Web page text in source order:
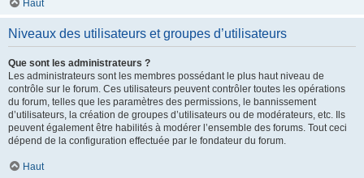
Haut
Niveaux des utilisateurs et groupes d’utilisateurs
Que sont les administrateurs ?
Les administrateurs sont les membres possédant le plus haut niveau de
contrôle sur le forum. Ces utilisateurs peuvent contrôler toutes les opérations
du forum, telles que les paramètres des permissions, le bannissement
d’utilisateurs, la création de groupes d’utilisateurs ou de modérateurs, etc. Ils
peuvent également être habilités à modérer l’ensemble des forums. Tout ceci
dépend de la configuration effectuée par le fondateur du forum.
Haut